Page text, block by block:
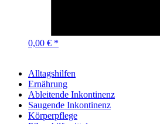
0,00 € *
Alltagshilfen
Ernährung
Ableitende Inkontinenz
Saugende Inkontinenz
Körperpflege